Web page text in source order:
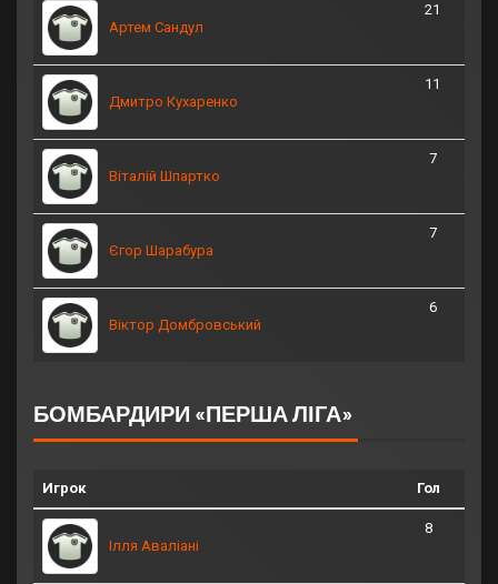
Артем Сандул
21
Дмитро Кухаренко
11
Віталій Шпартко
7
Єгор Шарабура
7
Віктор Домбровський
6
БОМБАРДИРИ «ПЕРША ЛІГА»
Игрок Гол
Ілля Аваліані
8